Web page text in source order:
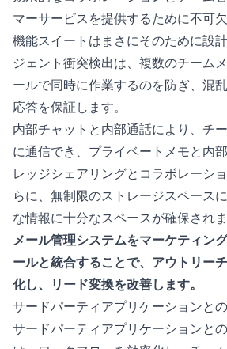
マーサービスを提供するために不可
機能スイートはまさにそのために設
ジェント衝突検出は、複数のチーム
ールで同時に作業するのを防ぎ、混
応答を保証します。
内部チャットと内部通話により、チ
に通信でき、プライベートメモと内
レッジシェアリングとコラボレーシ
らに、無制限のストレージスペース
な情報に十分なスペースが確保されま
メール管理システムをマーケティン
ールと統合することで、アウトリー
化し、リード変換を改善します。
サードパーティアプリケーションと
サードパーティアプリケーションと